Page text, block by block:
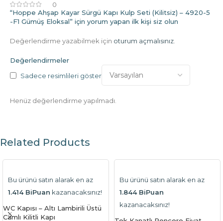
0
Değerlendirmeler
Sadece resimlileri göster
Henüz değerlendirme yapılmadı.
“Hoppe Ahşap Kayar Sürgü Kapı Kulp Seti (Kilitsiz) – 4920-5
-F1 Gümüş Eloksal” için yorum yapan ilk kişi siz olun
Değerlendirme yazabilmek için oturum açmalısınız
Related Products
Bu ürünü satın alarak en az
1.414 BiPuan kazanacaksınız!
WC Kapısı – Altı Lambirili Üstü
Camlı Kilitli Kapı
Bu ürünü satın alarak en az
1.844 BiPuan
kazanacaksınız!